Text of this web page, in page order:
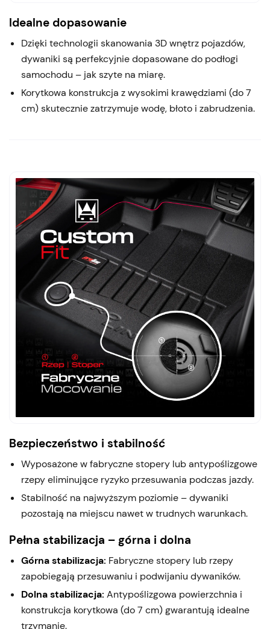
Idealne dopasowanie
Dzięki technologii skanowania 3D wnętrz pojazdów,
dywaniki są perfekcyjnie dopasowane do podłogi
samochodu – jak szyte na miarę.
Korytkowa konstrukcja z wysokimi krawędziami (do 7
cm) skutecznie zatrzymuje wodę, błoto i zabrudzenia.
Bezpieczeństwo i stabilność
Wyposażone w fabryczne stopery lub antypoślizgowe
rzepy eliminujące ryzyko przesuwania podczas jazdy.
Stabilność na najwyższym poziomie – dywaniki
pozostają na miejscu nawet w trudnych warunkach.
Pełna stabilizacja – górna i dolna
Górna stabilizacja: Fabryczne stopery lub rzepy
zapobiegają przesuwaniu i podwijaniu dywaników.
Dolna stabilizacja: Antypoślizgowa powierzchnia i
konstrukcja korytkowa (do 7 cm) gwarantują idealne
trzymanie.